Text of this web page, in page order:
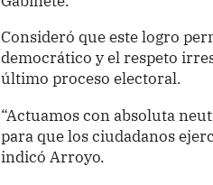
Consideró que este logro
democrático y el respeto
último proceso electoral.
“Actuamos con absoluta
para que los ciudadanos
indicó Arroyo.